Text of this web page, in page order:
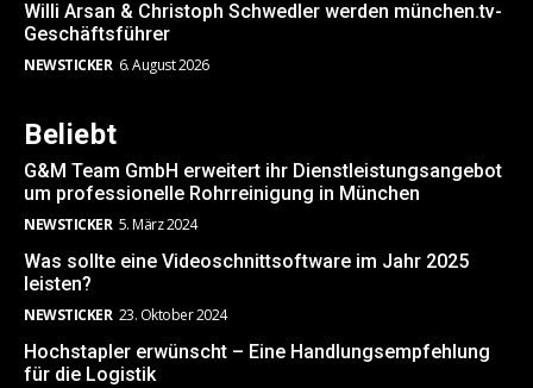
Willi Arsan & Christoph Schwedler werden münchen.tv-
Geschäftsführer
NEWSTICKER 6. August 2026
Beliebt
G&M Team GmbH erweitert ihr Dienstleistungsangebot
um professionelle Rohrreinigung in München
NEWSTICKER 5. März 2024
Was sollte eine Videoschnittsoftware im Jahr 2025
leisten?
NEWSTICKER 23. Oktober 2024
Hochstapler erwünscht – Eine Handlungsempfehlung
für die Logistik